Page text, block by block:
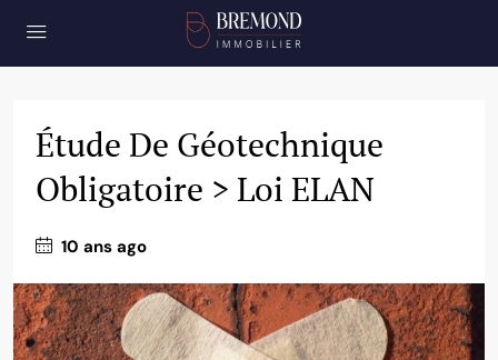
Étude De Géotechnique
Obligatoire > Loi ELAN
10 ans ago